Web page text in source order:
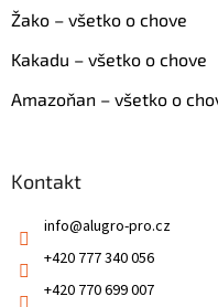
Žako – všetko o chove
Kakadu – všetko o chove
Amazoňan – všetko o
Kontakt
info@alugro-pro.cz
+420 777 340 056
+420 770 699 007